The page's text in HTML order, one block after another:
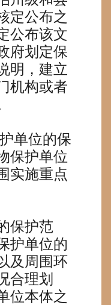
定公布之
公布该文
府划定保
明，建立
机构或者
单位的保
保护单位
实施重点
护范
护单位的
及周围环
合理划
位本体之